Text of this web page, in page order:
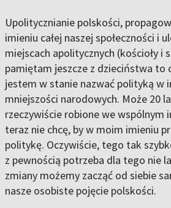
Upolitycznianie polskości,
imieniu całej naszej społeczności i
miejscach apolitycznych (kościoły i
pamiętam jeszcze z dzieciństwa to
jestem w stanie nazwać polityką w
mniejszości narodowych. Może 20
rzeczywiście robione we wspólnym
teraz nie chcę, by w moim imieniu
politykę. Oczywiście, tego tak
z pewnością potrzeba dla tego nie
zmiany możemy zacząć od siebie
nasze osobiste pojęcie polskości.